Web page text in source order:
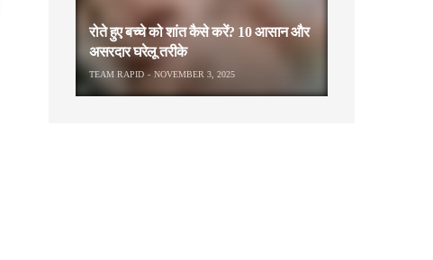
रोते हुए बच्चे को शांत कैसे करें? 10 आसान और
असरदार घरेलू तरीके
TEAM RAPID NOVEMBER 3, 2025